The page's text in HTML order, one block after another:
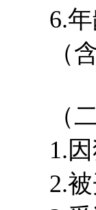
6.
（
（
1.
2.